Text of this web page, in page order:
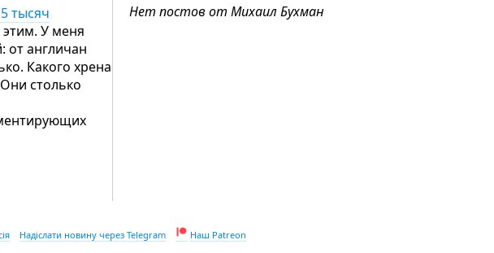
тысяч
У меня
от англичан
Какого хрена
столько
Нет постов от Михаил Бухман
Надіслати новину через Telegram Наш Patreon